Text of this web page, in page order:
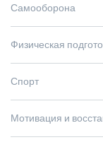
Самооборона
Физическая
Спорт
Мотивация и